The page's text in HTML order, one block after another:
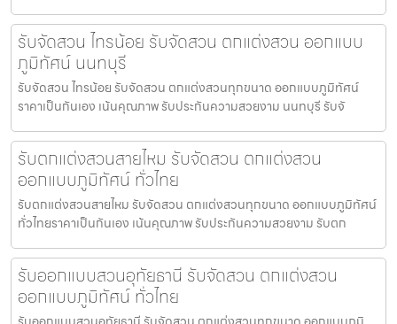
รับจัดสวน ไทรน้อย รับจัดสวน ตกแต่งสวน ออกแบบ
ภูมิทัศน์ นนทบุรี
รับจัดสวน ไทรน้อย รับจัดสวน ตกแต่งสวนทุกขนาด ออกแบบภูมิทัศน์
ราคาเป็นกันเอง เน้นคุณภาพ รับประกันความสวยงาม นนทบุรี รับจั
รับตกแต่งสวนสายไหม รับจัดสวน ตกแต่งสวน
ออกแบบภูมิทัศน์ ทั่วไทย
รับตกแต่งสวนสายไหม รับจัดสวน ตกแต่งสวนทุกขนาด ออกแบบภูมิทัศน์
ทั่วไทยราคาเป็นกันเอง เน้นคุณภาพ รับประกันความสวยงาม รับตก
รับออกแบบสวนอุทัยธานี รับจัดสวน ตกแต่งสวน
ออกแบบภูมิทัศน์ ทั่วไทย